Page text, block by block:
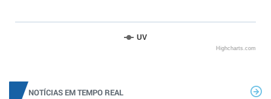
UV
Highcharts.com
NOTÍCIAS EM TEMPO REAL